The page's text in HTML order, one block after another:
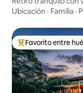
Ubicación · Familia ·
Favorito entre los
Favorito entre